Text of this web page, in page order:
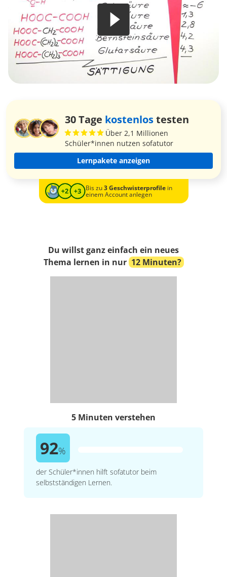
30 Tage kostenlostesten
Über 2,1 Millionen
Schüler*innen nutzen sofatutor
Lernpakete anzeigen
Bis zu3 Geschwisterprofilein
einem Account anlegen
Du willst ganz einfach ein neues
Thema lernen in nur 12 Minuten?
5 Minuten verstehen
92%
der Schüler*innen hilft sofatutor beim
selbstständigen Lernen.